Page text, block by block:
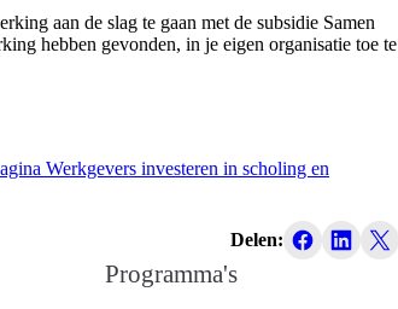
aan de slag te gaan met de subsidie Samen
hebben gevonden, in je eigen organisatie toe te
Werkgevers investeren in scholing en
Delen:
Programma's